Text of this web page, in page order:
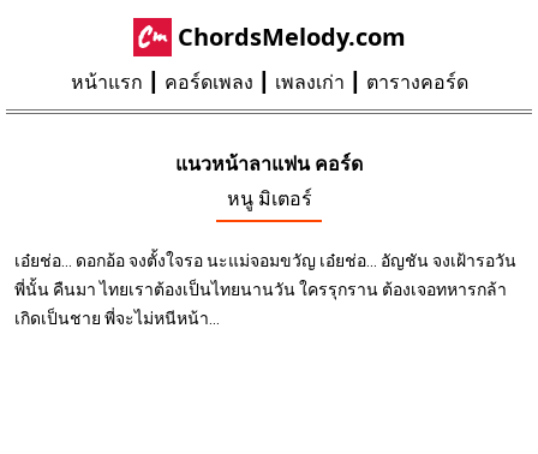
ChordsMelody.com
หน้าแรก คอร์ดเพลง เพลงเก่า ตารางคอร์ด
แนวหน้าลาแฟน คอร์ด
หนู มิเตอร์
เอ๋ยช่อ... ดอกอ้อ จงตั้งใจรอ นะแม่จอมขวัญ เอ๋ยช่อ... อัญชัน จงเฝ้ารอวัน
พี่นั้น คืนมา ไทยเราต้องเป็นไทยนานวัน ใครรุกราน ต้องเจอทหารกล้า
เกิดเป็นชาย พี่จะไม่หนีหน้า...